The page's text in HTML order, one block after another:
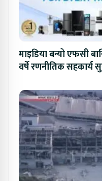
माइडिया बन्यो एफसी
वर्षे रणनीतिक सहकार्य